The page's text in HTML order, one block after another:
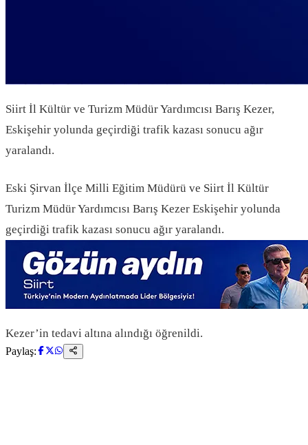
Siirt İl Kültür ve Turizm Müdür Yardımcısı Barış Kezer,
Eskişehir yolunda geçirdiği trafik kazası sonucu ağır
yaralandı.
Eski Şirvan İlçe Milli Eğitim Müdürü ve Siirt İl Kültür
Turizm Müdür Yardımcısı Barış Kezer Eskişehir yolunda
geçirdiği trafik kazası sonucu ağır yaralandı.
Kezer’in tedavi altına alındığı öğrenildi.
Paylaş: